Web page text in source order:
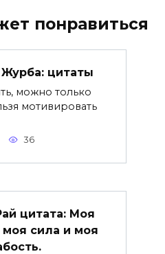
понравиться
цитаты
можно только
мотивировать
36
цитата: Моя
сила и моя